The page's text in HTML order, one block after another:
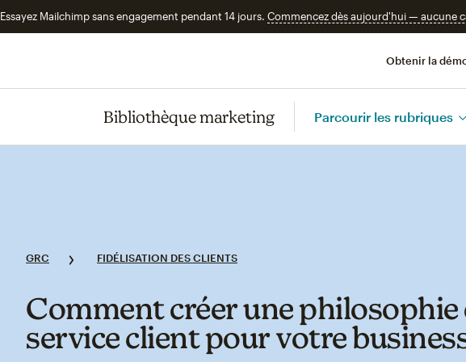
Essayez Mailchimp sans engagement pendant 14 jours. Commencez dès aujourd'hui — aucune
Obtenir la
Bibliothèque marketing Parcourir les rubriques
GRC FIDÉLISATION DES CLIENTS
Comment créer une philosophie
service client pour votre